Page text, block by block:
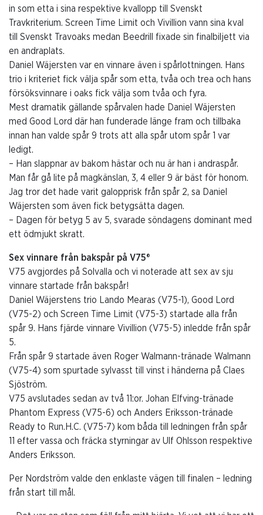
in som etta i sina respektive kvallopp till Svenskt
Travkriterium. Screen Time Limit och Vivillion vann sina kval
till Svenskt Travoaks medan Beedrill fixade sin finalbiljett via
en andraplats.
Daniel Wäjersten var en vinnare även i spårlottningen. Hans
trio i kriteriet fick välja spår som etta, tvåa och trea och hans
försöksvinnare i oaks fick välja som tvåa och fyra.
Mest dramatik gällande spårvalen hade Daniel Wäjersten
med Good Lord där han funderade länge fram och tillbaka
innan han valde spår 9 trots att alla spår utom spår 1 var
ledigt.
– Han slappnar av bakom hästar och nu är han i andraspår.
Man får gå lite på magkänslan, 3, 4 eller 9 är bäst för honom.
Jag tror det hade varit galopprisk från spår 2, sa Daniel
Wäjersten som även fick betygsätta dagen.
– Dagen för betyg 5 av 5, svarade söndagens dominant med
ett ödmjukt skratt.
Sex vinnare från bakspår på V75®
V75 avgjordes på Solvalla och vi noterade att sex av sju
vinnare startade från bakspår!
Daniel Wäjerstens trio Lando Mearas (V75-1), Good Lord
(V75-2) och Screen Time Limit (V75-3) startade alla från
spår 9. Hans fjärde vinnare Vivillion (V75-5) inledde från spår
5.
Från spår 9 startade även Roger Walmann-tränade Walmann
(V75-4) som spurtade sylvasst till vinst i händerna på Claes
Sjöström.
V75 avslutades sedan av två 11:or. Johan Elfving-tränade
Phantom Express (V75-6) och Anders Eriksson-tränade
Ready to Run.H.C. (V75-7) kom båda till ledningen från spår
11 efter vassa och fräcka styrningar av Ulf Ohlsson respektive
Anders Eriksson.
Per Nordström valde den enklaste vägen till finalen – ledning
från start till mål.